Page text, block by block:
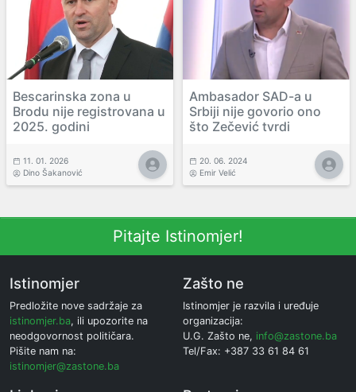
Bescarinska zona u
Brodu nije registrovana u
2025. godini
11. 01. 2026
Dino Šakanović
Ambasador SAD-a u
Srbiji nije govorio ono
što Zečević tvrdi
20. 06. 2024
Emir Velić
Pitajte Istinomjer!
Istinomjer
Predložite nove sadržaje za
istinomjer.ba, ili upozorite na
neodgovornost političara.
Pišite nam na:
istinomjer@zastone.ba
Zašto ne
Istinomjer je razvila i uređuje
organizacija:
U.G. Zašto ne, info@zastone.ba
Tel/Fax: +387 33 61 84 61